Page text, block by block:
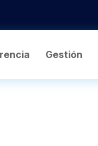
Gestión